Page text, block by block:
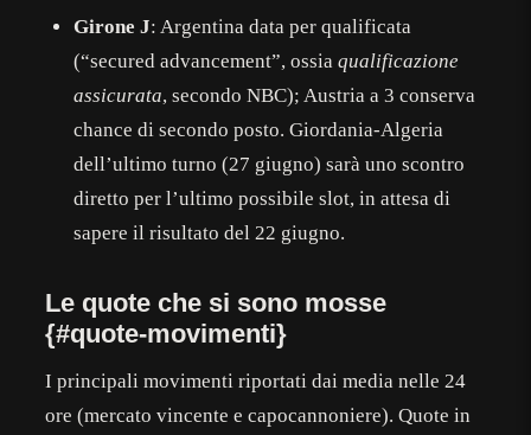
Girone J: Argentina data per qualificata
(“secured advancement”, ossiaqualificazione
assicurata, secondo NBC); Austria a 3 conserva
chance di secondo posto. Giordania-Algeria
dell’ultimo turno (27 giugno) sarà uno scontro
diretto per l’ultimo possibile slot, in attesa di
sapere il risultato del 22 giugno.
Le quote che si sono mosse
{#quote-movimenti}
I principali movimenti riportati dai media nelle 24
ore (mercato vincente e capocannoniere). Quote in